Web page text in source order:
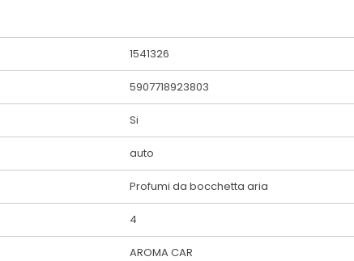
1541326
5907718923803
Si
auto
Profumi da bocchetta aria
4
AROMA CAR